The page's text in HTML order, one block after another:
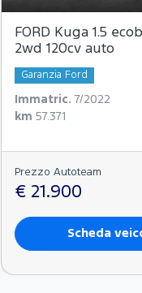
FORD Kuga 1.5
2wd 120cv auto
Garanzia Ford
Immatric. 7/2022
km 57.371
Prezzo Autoteam
€ 21.900
Scheda